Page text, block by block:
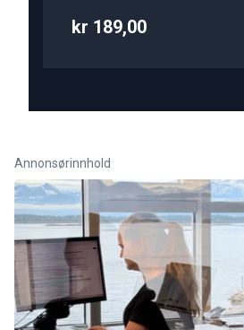
kr 189,00
Annonsørinnhold